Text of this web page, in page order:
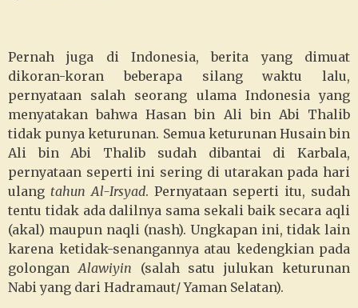
Pernah juga di Indonesia, berita yang dimuat
dikoran-koran beberapa silang waktu lalu,
pernyataan salah seorang ulama Indonesia yang
menyatakan bahwa Hasan bin Ali bin Abi Thalib
tidak punya keturunan. Semua keturunan Husain bin
Ali bin Abi Thalib sudah dibantai di Karbala,
pernyataan seperti ini sering di utarakan pada hari
ulang tahun Al-Irsyad. Pernyataan seperti itu, sudah
tentu tidak ada dalilnya sama sekali baik secara aqli
(akal) maupun naqli (nash). Ungkapan ini, tidak lain
karena ketidak-senangannya atau kedengkian pada
golonganAlawiyin (salah satu julukan keturunan
Nabi yang dari Hadramaut/ Yaman Selatan).